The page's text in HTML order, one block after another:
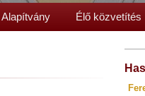
Alapítvány Élő közvetítés